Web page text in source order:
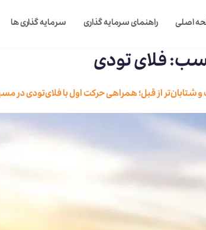
اصلی راهنمای سرمایه گذاری سرمایه گذاری ها
فلای تودی
شتابان‌تر از قبل؛ همراهی حرکت اول با فلای‌تودی در